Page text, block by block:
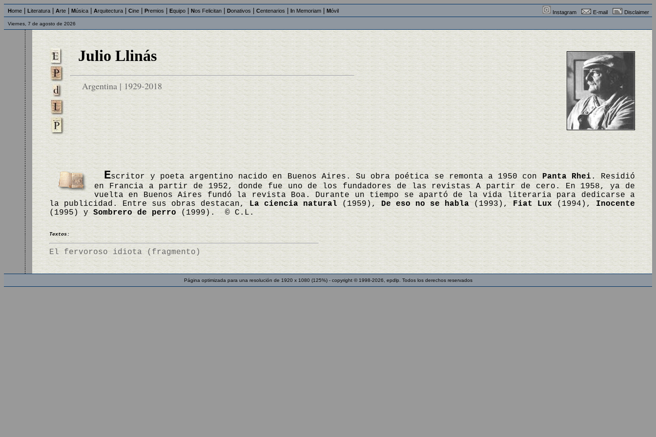
Home Literatura Arte Música Arquitectura Cine Premios Equipo Nos Felicitan Donativos Centenarios In Memoriam Móvil Instagram E-mail Disclaimer
Viernes, 7 de agosto de 2026
Julio Llinás
Argentina | 1929-2018
Escritor y poeta argentino nacido en Buenos Aires. Su obra poética se remonta a 1950 con Panta Rhei . Residió
en Francia a partir de 1952, donde fue uno de los fundadores de las revistas A partir de cero. En 1958, ya de
vuelta en Buenos Aires fundó la revista Boa. Durante un tiempo se apartó de la vida literaria para dedicarse a
la publicidad. Entre sus obras destacan, La ciencia natural (1959), De eso no se habla(1993), Fiat Lux (1994), Inocente
(1995) y Sombrero de perro (1999). © C.L.
Textos:
El fervoroso idiota (fragmento)
Página optimizada para una resolución de 1920 x 1080 (125%) - copyright © 1998-2026, epdlp. Todos los derechos reservados